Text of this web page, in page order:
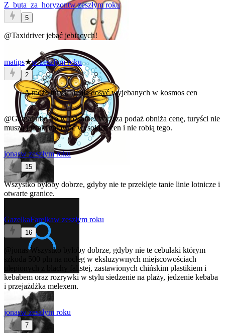
Z_buta_za_horyzontw zeszłym roku
5
@Taxidriverjebać jebiących!
matips★w zeszłym roku
2
A może turyści mają dosyć wyjebanych w kosmos cen
@GumaturboTo w tożsame. Wyższa podaż obniża cenę, turyści nie
muszą już akceptować wysokich cen i nie robią tego.
jonasw zeszłym roku
15
Wszystko byłoby dobrze, gdyby nie te przeklęte tanie linie lotnicze i
otwarte granice.
GazelkaFarelkaw zeszłym roku
16
Wszystko byłoby dobrze, gdyby nie te cebulaki którym
szkoda 500 pln na nocleg w eksluzywnych miejscowościach
ulepionych z blachy falistej, zastawionych chińskim plastikiem i
kebabem oraz rozrywki w stylu siedzenie na plaży, jedzenie kebaba
i przejażdżka melexem.
jonasw zeszłym roku
7